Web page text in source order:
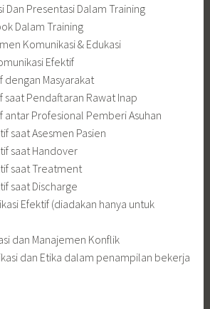
Dan Presentasi Dalam Training
Dalam Training
Komunikasi & Edukasi
Efektif
dengan Masyarakat
saat Pendaftaran Rawat Inap
antar Profesional Pemberi Asuhan
saat Asesmen Pasien
saat Handover
saat Treatment
saat Discharge
Efektif (diadakan hanya untuk
dan Manajemen Konflik
dan Etika dalam penampilan bekerja